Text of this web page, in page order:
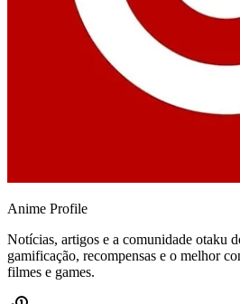
Anime Profile
Notícias, artigos e a comunidade otaku
gamificação, recompensas e o melhor
filmes e games.